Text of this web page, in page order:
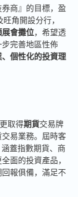
商』的目標，盈
角開設分行，
展會攤位，希望透
完善地區性佈
、個性化的投資理
取得期貨交易牌
易業務。屆時客
蓋指數期貨、商
面的投資產品，
報俱備，滿足不